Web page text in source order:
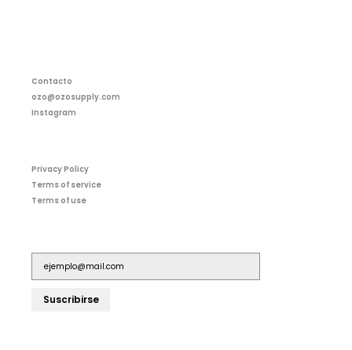
Contacto
ozo@ozosupply.com
Instagram
Privacy Policy
Terms of service
Terms of use
Suscribirse